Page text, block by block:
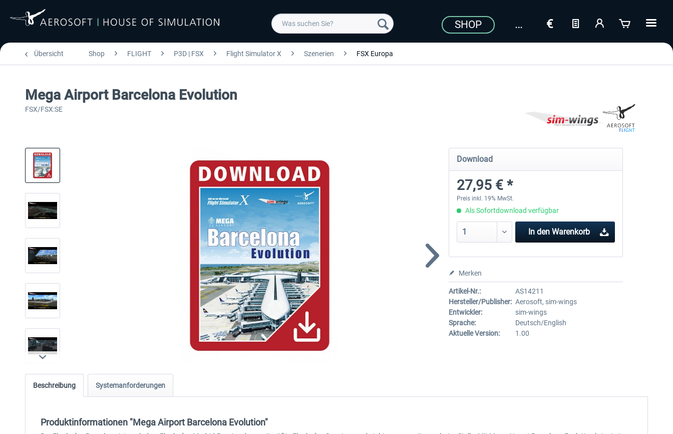
SHOP
Übersicht Shop FLIGHT P3D | FSX Flight Simulator X Szenerien FSX Europa
Mega Airport Barcelona Evolution
FSX/FSX:SE
Download
27,95 € *
Preis inkl. 19% MwSt.
Als Sofortdownload verfügbar
In den Warenkorb
Merken
Artikel-Nr.:
AS14211
Hersteller/Publisher: Aerosoft, sim-wings
Entwickler:
sim-wings
Sprache:
Deutsch/English
Aktuelle Version:
1.00
Beschreibung Systemanforderungen
Produktinformationen "Mega Airport Barcelona Evolution"